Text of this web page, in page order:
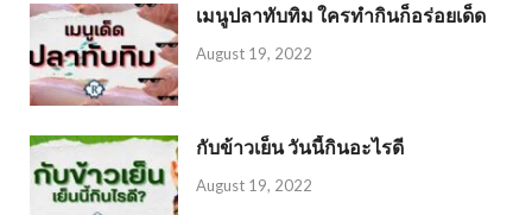
เมนูปลาทับทิม ใครทำกินก็อร่อยเด็ด
August 19, 2022
กับข้าวเย็น วันนี้กินอะไรดี
August 19, 2022